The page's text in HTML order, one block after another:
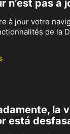
n’est pas à
à jour votre
de la
la
está